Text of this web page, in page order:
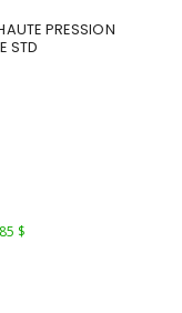
PRESSION
STD
$